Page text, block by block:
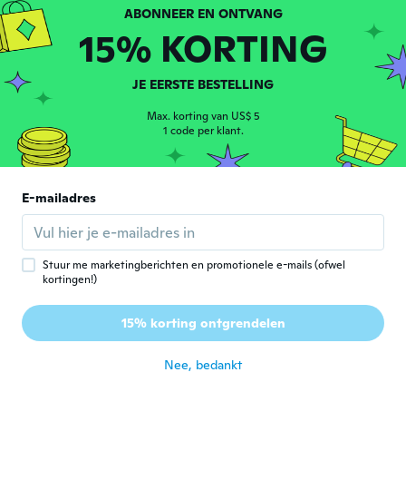
S Schraner
2020
uploads
Zu gross im bund
ongeveer 5 jaar geleden
D Lid geworden van 2018 12
ongeveer 5 jaar geleden
천 천수
Lid geworden van 2020
Сергей
Lid geworden van 2019 · 7 beoordelingen
ABONNEER EN ONTVANG
15% KORTING
JE EERSTE BESTELLING
Max. korting van US$ 5
1 code per klant.
E-mailadres
Stuur me marketingberichten en promotionele e-mails (ofwel
kortingen!)
15% korting ontgrendelen
Nee, bedankt